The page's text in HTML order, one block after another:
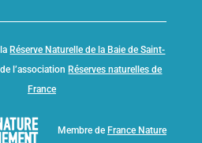
Réserve Naturelle de la Baie de Saint-
l’association Réserves naturelles de
France
Membre de France Nature